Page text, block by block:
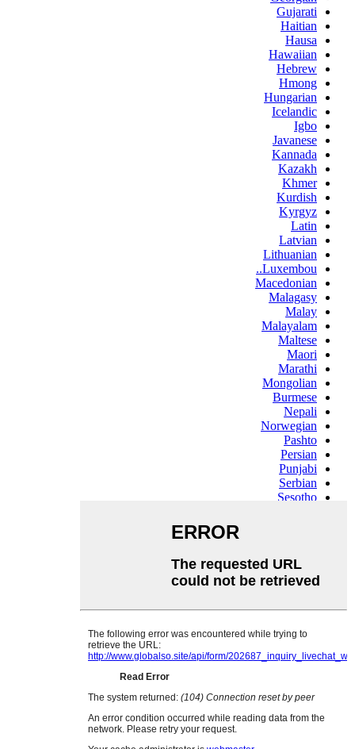
Gujarati
Haitian
Hausa
Hawaiian
Hebrew
Hmong
Hungarian
Icelandic
Igbo
Javanese
Kannada
Kazakh
Khmer
Kurdish
Kyrgyz
Latin
Latvian
Lithuanian
Luxembou..
Macedonian
Malagasy
Malay
Malayalam
Maltese
Maori
Marathi
Mongolian
Burmese
Nepali
Norwegian
Pashto
Persian
Punjabi
Serbian
Sesotho
Samoan
Scots Gaelic
Sindhi
Swahili
Tajik
Thai
Ukrainian
Urdu